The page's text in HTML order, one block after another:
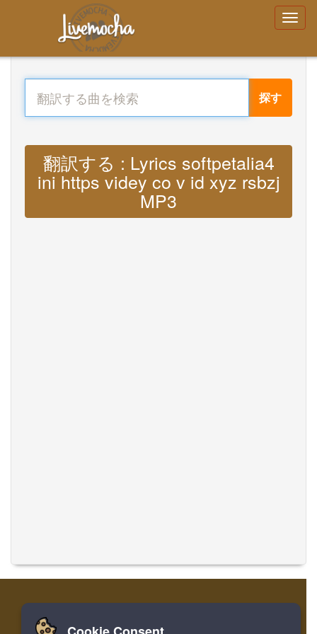
探す
翻訳する : Lyrics softpetalia4
ini https videy co v id xyz rsbzj
MP3